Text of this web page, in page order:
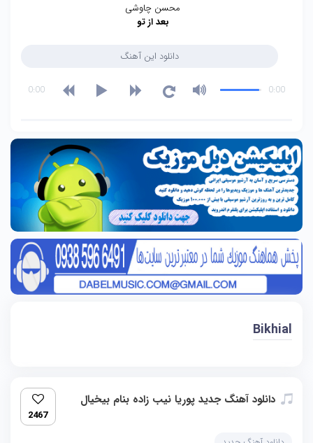
محسن چاوشی
بعد از تو
دانلود این آهنگ
0:00
0:00
Bikhial
دانلود آهنگ جدید پوریا نیب زاده بنام بیخیال
2467